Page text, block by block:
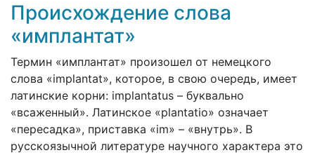
Происхождение слова
«имплантат»
Термин «имплантат» произошел от немецкого
слова «implantat», которое, в свою очередь, имеет
латинские корни: implantatus – буквально
«всаженный». Латинское «plantatio» означает
«пересадка», приставка «im» – «внутрь». В
русскоязычной литературе научного характера это